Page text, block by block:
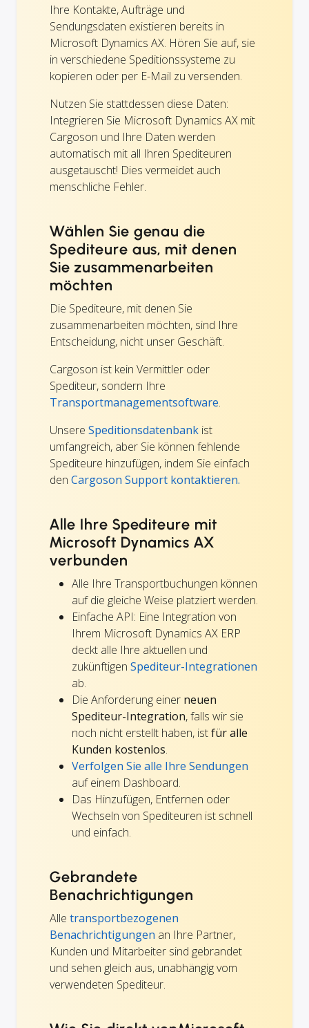
Ihre Kontakte, Aufträge und
Sendungsdaten existieren bereits in
Microsoft Dynamics AX. Hören Sie auf, sie
in verschiedene Speditionssysteme zu
kopieren oder per E-Mail zu versenden.
Nutzen Sie stattdessen diese Daten:
Integrieren Sie Microsoft Dynamics AX mit
Cargoson und Ihre Daten werden
automatisch mit all Ihren Spediteuren
ausgetauscht! Dies vermeidet auch
menschliche Fehler.
Wählen Sie genau die
Spediteure aus, mit denen
Sie zusammenarbeiten
möchten
Die Spediteure, mit denen Sie
zusammenarbeiten möchten, sind Ihre
Entscheidung, nicht unser Geschäft.
Cargoson ist kein Vermittler oder
Spediteur, sondern Ihre
Transportmanagementsoftware.
Unsere Speditionsdatenbank ist
umfangreich, aber Sie können fehlende
Spediteure hinzufügen, indem Sie einfach
den Cargoson Support kontaktieren.
Alle Ihre Spediteure mit
Microsoft Dynamics AX
verbunden
Alle Ihre Transportbuchungen können
auf die gleiche Weise platziert werden.
Einfache API: Eine Integration von
Ihrem Microsoft Dynamics AX ERP
deckt alle Ihre aktuellen und
zukünftigen Spediteur-Integrationen
ab.
Die Anforderung einer neuen
Spediteur-Integration, falls wir sie
noch nicht erstellt haben, istfür alle
Kunden kostenlos.
Verfolgen Sie alle Ihre Sendungen
auf einem Dashboard.
Das Hinzufügen, Entfernen oder
Wechseln von Spediteuren ist schnell
und einfach.
Gebrandete
Benachrichtigungen
Alle transportbezogenen
Benachrichtigungen an Ihre Partner,
Kunden und Mitarbeiter sind gebrandet
und sehen gleich aus, unabhängig vom
verwendeten Spediteur.